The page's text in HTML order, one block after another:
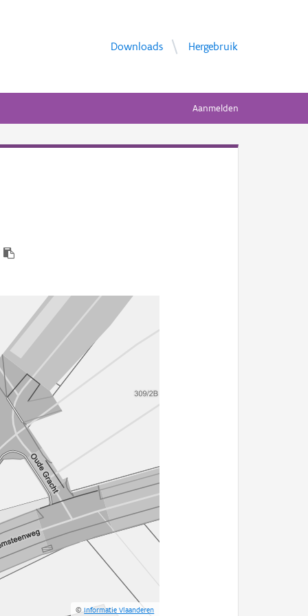
Downloads Hergebruik
Aanmelden
©Informatie Vlaanderen